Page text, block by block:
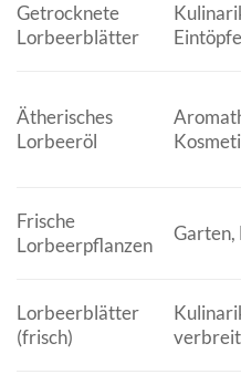
Getrocknete
Lorbeerblätter
Ätherisches
Lorbeeröl
Frische
Lorbeerpflanzen
Garten,
Lorbeerblätter
(frisch)